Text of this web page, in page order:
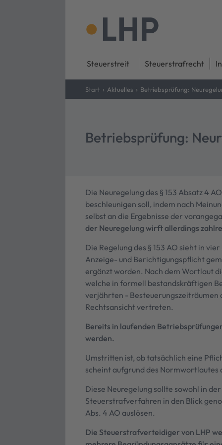
Steuerstreit Steuerstrafrecht
Start › Aktuelles › Betriebsprüfung:
Betriebsprüfung:
Die Neuregelung des § 153 Absatz 4
beschleunigen soll, indem nach
selbst an die Ergebnisse der
der Neuregelung wirft allerdings
Die Regelung des § 153 AO sieht in
Anzeige- und Berichtigungspflicht
ergänzt worden. Nach dem Wortlaut
welche in formell bestandskräftigen
verjährten - Besteuerungszeiträumen
Rechtsansicht vertreten.
Bereits in laufenden
werden.
Umstritten ist, ob tatsächlich eine
scheint aufgrund des Normwortlautes
Diese Neuregelung sollte sowohl in
Steuerstrafverfahren in den Blick
Abs. 4 AO auslösen.
Die Steuerstrafverteidiger von LHP